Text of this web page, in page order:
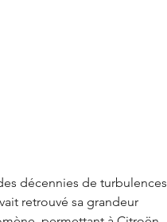
décennies de turbulences
retrouvé sa grandeur